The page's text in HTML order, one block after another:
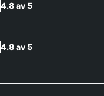
4.8 av 5
4.8 av 5